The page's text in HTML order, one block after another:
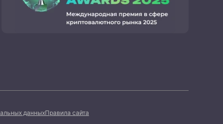
данныхПравила сайта